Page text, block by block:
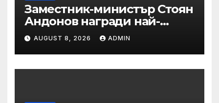
Заместник-министър Стоян
Андонов награди най-
заслужилите спортисти на
ОСК “Левски”
AUGUST 8, 2026 ADMIN